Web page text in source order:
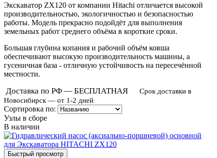
Экскаватор ZX120 от компании Hitachi отличается высокой
производительностью, экологичностью и безопасностью
работы. Модель прекрасно подойдёт для выполнения
земельных работ среднего объёма в короткие сроки.
Большая глубина копания и рабочий объём ковша
обеспечивают высокую производительность машины, а
гусеничная база - отличную устойчивость на пересечённой
местности.
Доставка по РФ — БЕСПЛАТНАЯ
Срок доставки в
Новосибирск — от 1-2 дней
Сортировка по:
Узлы в сборе
В наличии